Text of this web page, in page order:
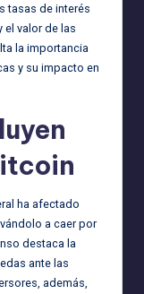
tasas de interés
el valor de las
la importancia
y su impacto en
ha afectado
a caer por
destaca la
ante las
además,